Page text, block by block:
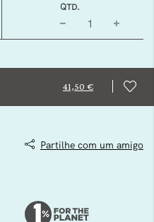
41,50 €
QTD.
Partilhe com um amigo